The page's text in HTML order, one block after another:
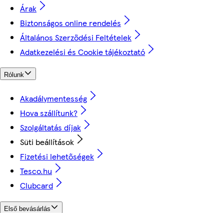
Árak
Biztonságos online rendelés
Általános Szerződési Feltételek
Adatkezelési és Cookie tájékoztató
Rólunk
Akadálymentesség
Hova szállítunk?
Szolgáltatás díjak
Süti beállítások
Fizetési lehetőségek
Tesco.hu
Clubcard
Első bevásárlás